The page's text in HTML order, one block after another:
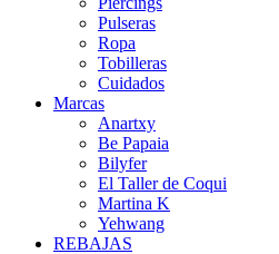
Pulseras
Ropa
Tobilleras
Cuidados
Marcas
Anartxy
Be Papaia
Bilyfer
El Taller de Coqui
Martina K
Yehwang
REBAJAS